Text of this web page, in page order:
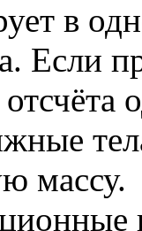
в
Если
массу.